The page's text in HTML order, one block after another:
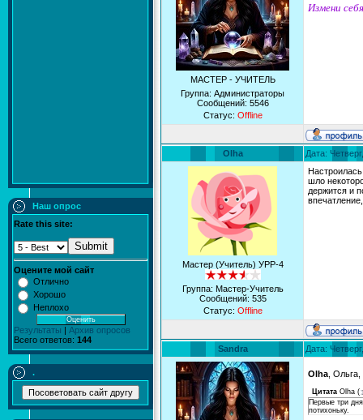
Наш опрос
Rate this site:
Submit
Оцените мой сайт
Отлично
Хорошо
Неплохо
Результаты
Архив опросов
Всего ответов: 144
.
МАСТЕР - УЧИТЕЛЬ
Группа: Администраторы
Сообщений: 5546
Статус: Offline
Измени
Olha Дата:
Мастер (Учитель) УРР-4
Группа: Мастер-Учитель
Сообщений: 535
Статус: Offline
шло
держится и
Sandra Дата:
Olha ,
Цитата Olha (
Первые три
потихоньку.